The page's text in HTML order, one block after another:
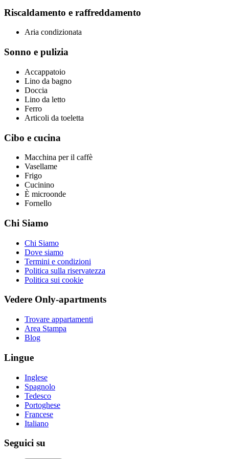
Riscaldamento e raffreddamento
Aria condizionata
Sonno e pulizia
Accappatoio
Lino da bagno
Doccia
Lino da letto
Ferro
Articoli da toeletta
Cibo e cucina
Macchina per il caffè
Vasellame
Frigo
Cucinino
È microonde
Fornello
Chi Siamo
Chi Siamo
Dove siamo
Termini e condizioni
Politica sulla riservatezza
Politica sui cookie
Vedere Only-apartments
Trovare appartamenti
Area Stampa
Blog
Lingue
Inglese
Spagnolo
Tedesco
Portoghese
Francese
Italiano
Seguici su